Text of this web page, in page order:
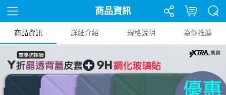
商品資訊
商品資訊 詳細介紹 規格說明 為你推薦